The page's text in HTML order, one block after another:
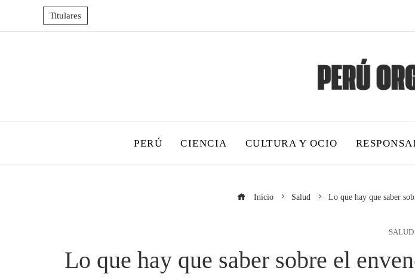
Titulares
PERÚ CIENCIA CULTURA Y OCIO
Inicio Salud Lo que hay que saber
SALUD
Lo que hay que saber sobre el